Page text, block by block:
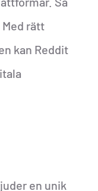
rätt
kan Reddit
en unik